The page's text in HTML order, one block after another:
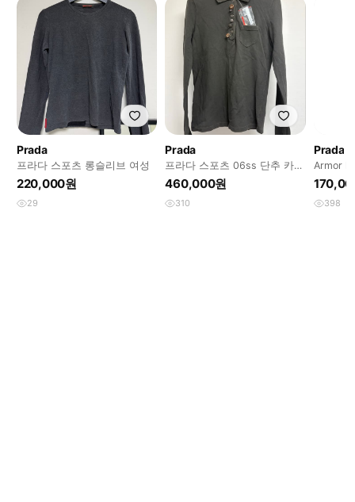
Prada
프라다 스포츠 롱슬리브 여성
220,000원
29
Prada
프라다 스포츠 06ss 단추 카라
티
460,000원
310
Prada
Armor
398